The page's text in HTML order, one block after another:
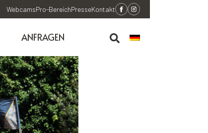
WebcamsPro-BereichPresseKontakt
ANFRAGEN